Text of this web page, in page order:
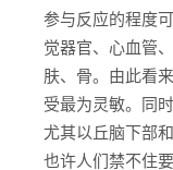
参与反应的程度
觉器官、心血管
肤、骨。由此看
受最为灵敏。同
尤其以丘脑下部
也许人们禁不住